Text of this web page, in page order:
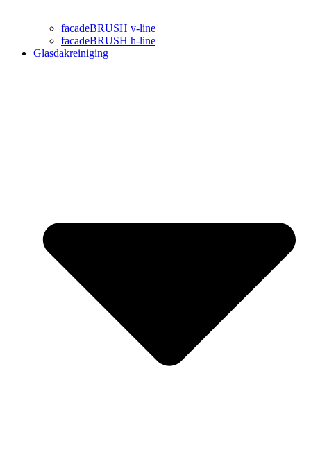
facadeBRUSH v-line
facadeBRUSH h-line
Glasdakreiniging